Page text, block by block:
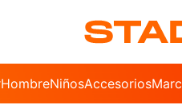
HombreNiñosAccesorios